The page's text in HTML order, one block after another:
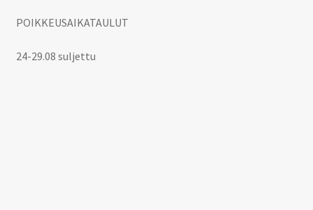
POIKKEUSAIKATAULUT
24-29.08 suljettu